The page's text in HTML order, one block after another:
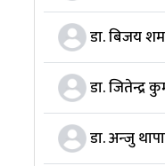
डा. बिजय
डा. जितेन्द्र
डा. अन्‍जु थापा